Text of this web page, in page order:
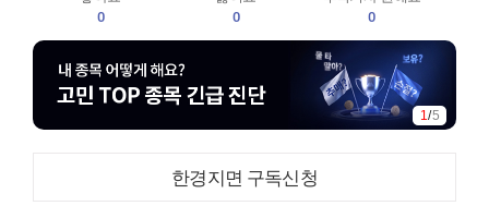
0
0
0
1/5
한경지면 구독신청